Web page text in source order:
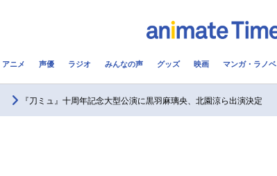
アニメ 声優 ラジオ みんなの声 グッズ 映画 マンガ・ラノベ
『刀ミュ』十周年記念大型公演に黒羽麻璃央、北園涼ら出演決定